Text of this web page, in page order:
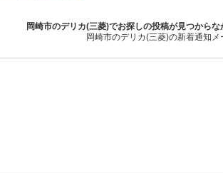
岡崎市のデリカ(三菱)でお探しの投稿が見つからな
岡崎市のデリカ(三菱)の新着通知メ